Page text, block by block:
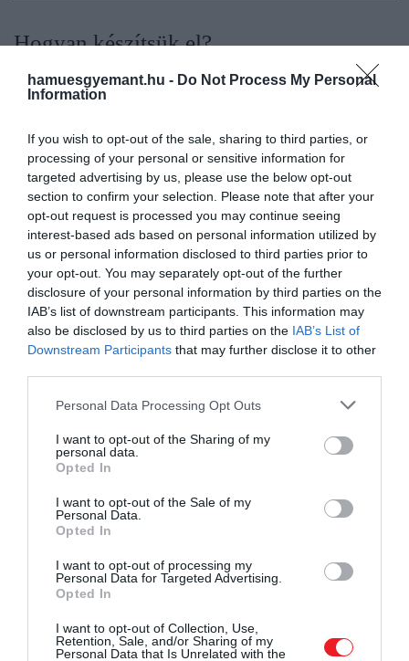
hamuesgyemant.hu - Do Not Process My Personal
Information
If you wish to opt-out of the sale, sharing to third parties, or
processing of your personal or sensitive information for
targeted advertising by us, please use the below opt-out
section to confirm your selection. Please note that after your
opt-out request is processed you may continue seeing
interest-based ads based on personal information utilized by
us or personal information disclosed to third parties prior to
your opt-out. You may separately opt-out of the further
disclosure of your personal information by third parties on the
IAB’s list of downstream participants. This information may
also be disclosed by us to third parties on the IAB’s List of
Downstream Participants that may further disclose it to other
Please note that this website/app uses one or more Google
not limited to your visit or usage behaviour. You may click to
grant or deny consent to Google and its third-party tags to
use your data for below specified purposes in below Google
consent section.
Personal Data Processing Opt Outs
I want to opt-out of the Sharing of my
personal data.
Opted In
I want to opt-out of the Sale of my
Personal Data.
Opted In
I want to opt-out of processing my
Personal Data for Targeted Advertising.
Opted In
I want to opt-out of Collection, Use,
Retention, Sale, and/or Sharing of my
Personal Data that Is Unrelated with the
Hogyan készítsük el?
Fotó:Shutterstock
Először alaposan mossuk meg a szilvát, majd vágjuk
kimagozott gyümölcsöt.
kilogrammhoz adjunk hozzá körülbelül 200 gramm
cukrot, de a mennyiséget az ízlésünknek
módosíthatjuk.
Magasabbra semmiképpen se vegyük, hiszen úgy
hamar megéghet a lekvárunk.